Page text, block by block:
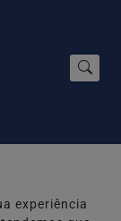
experiência